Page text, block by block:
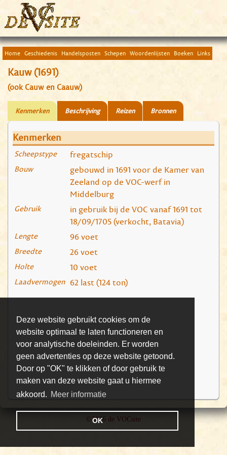
Deze website gebruikt cookies om de
website optimaal te laten functioneren en
voor analytische doeleinden. Er worden
geen advertenties op deze website getoond.
Door op "OK" te klikken of door gebruik te
maken van deze website gaat u hiermee
akkoord. Meer informatie
OK
Home Geschiedenis Handelsposten Schepen Woordenlijsten Boeken Links
Kauw (1691)
(ook Cauw en Caauw)
Kenmerken Beschrijving Reizen Bronnen
Kenmerken
Scheepstype fregatschip
Bouw
gebouwd in 1691 voor de Kamer van
Zeeland op de VOC-werf in
Middelburg
Gebruik
in gebruik bij de VOC vanaf 1691 tot
18/09/1705 (verkocht, Batavia)
Lengte 96 voet
Breedte 26 voet
Holte 10 voet
Laadvermogen 62 last (124 ton)
©2026 de VOCsite